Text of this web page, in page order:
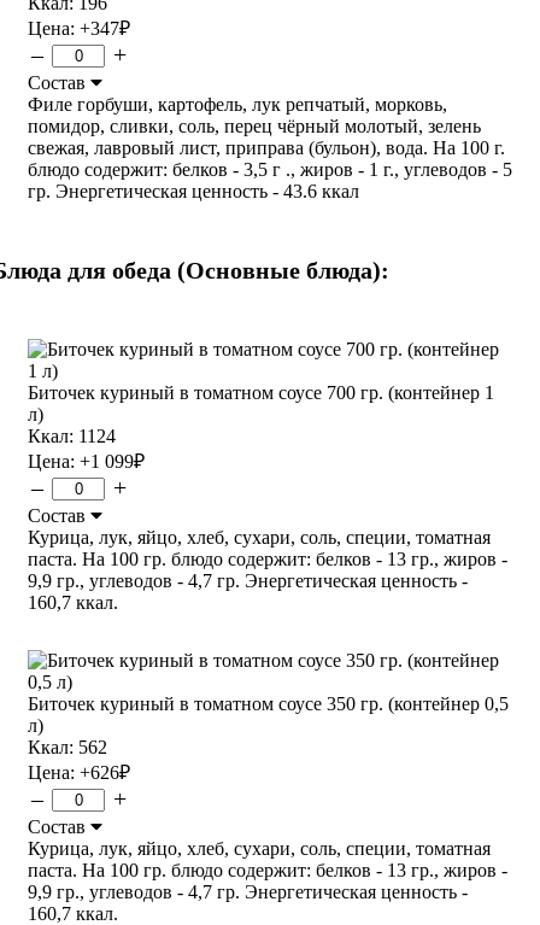
Цена: +347₽
– +
Состав
Филе горбуши, картофель, лук репчатый, морковь,
помидор, сливки, соль, перец чёрный молотый, зелень
свежая, лавровый лист, приправа (бульон), вода. На 100 г.
блюдо содержит: белков - 3,5 г ., жиров - 1 г., углеводов - 5
гр. Энергетическая ценность - 43.6 ккал
для обеда (Основные блюда):
Биточек куриный в томатном соусе 700 гр. (контейнер 1
л)
Ккал: 1124
Цена: +1 099₽
– +
Состав
Курица, лук, яйцо, хлеб, сухари, соль, специи, томатная
паста. На 100 гр. блюдо содержит: белков - 13 гр., жиров -
9,9 гр., углеводов - 4,7 гр. Энергетическая ценность -
160,7 ккал.
Биточек куриный в томатном соусе 350 гр. (контейнер 0,5
л)
Ккал: 562
Цена: +626₽
– +
Состав
Курица, лук, яйцо, хлеб, сухари, соль, специи, томатная
паста. На 100 гр. блюдо содержит: белков - 13 гр., жиров -
9,9 гр., углеводов - 4,7 гр. Энергетическая ценность -
160,7 ккал.